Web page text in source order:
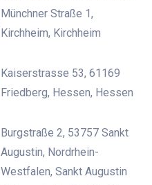
Münchner Straße 1,
Kirchheim, Kirchheim
Kaiserstrasse 53, 61169
Friedberg, Hessen, Hessen
Burgstraße 2, 53757 Sankt
Augustin, Nordrhein-
Westfalen, Sankt Augustin